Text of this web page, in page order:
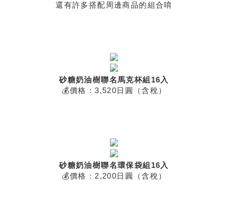
還有許多搭配周邊商品的組合唷
砂糖奶油樹聯名馬克杯組16入
💰價格：3,520日圓（含稅）
砂糖奶油樹聯名環保袋組16入
💰價格：2,200日圓（含稅）